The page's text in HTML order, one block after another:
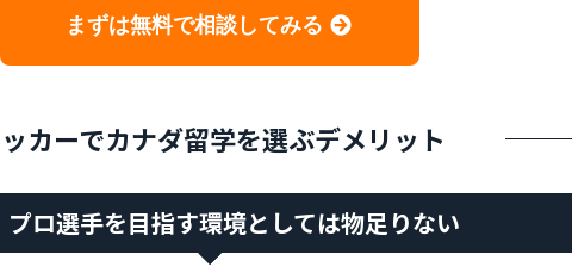
まずは無料で相談してみる
カーでカナダ留学を選ぶデメリット
プロ選手を目指す環境としては物足りない